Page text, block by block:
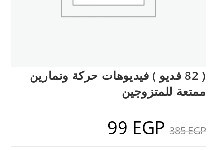
( 82 فديو ) فيديوهات حركة وتمارين
ممتعة للمتزوجين
385EGP
السعر
الأصلي
هو: 99 EGP